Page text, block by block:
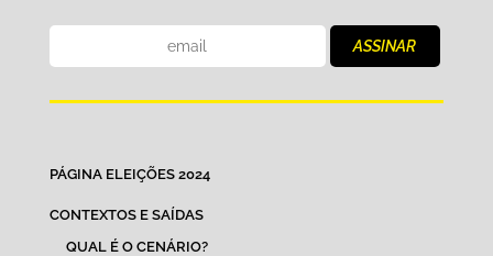
PÁGINA ELEIÇÕES 2024
CONTEXTOS E SAÍDAS
QUAL É O CENÁRIO?